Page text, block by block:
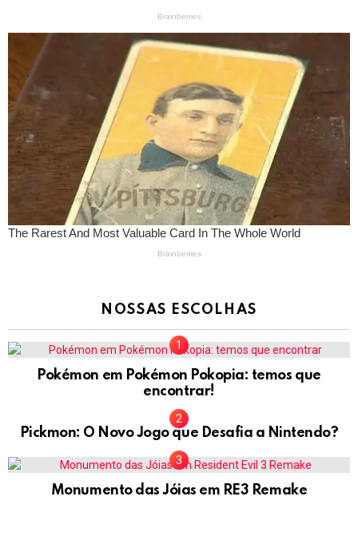
NOSSAS ESCOLHAS
Pokémon em Pokémon Pokopia: temos que
encontrar!
Pickmon: O Novo Jogo que Desafia a Nintendo?
Monumento das Jóias em RE3 Remake